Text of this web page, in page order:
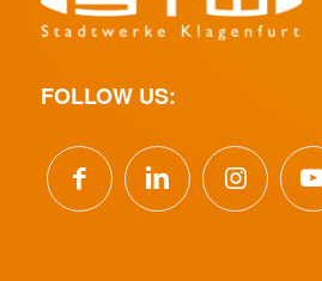
FOLLOW US: